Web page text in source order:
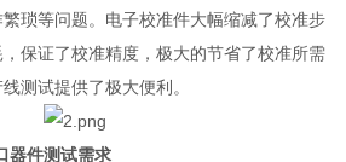
琐等问题。电子校准件大幅缩减了校准步
保证了校准精度，极大的节省了校准所需
测试提供了极大便利。
器件测试需求